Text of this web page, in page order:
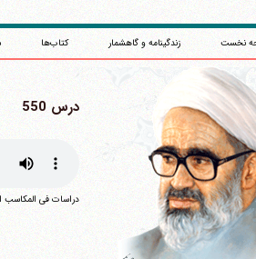
نخست زندگینامه و گاهشمار کتاب‌ها
درس 550
دراسات فی المکاسب